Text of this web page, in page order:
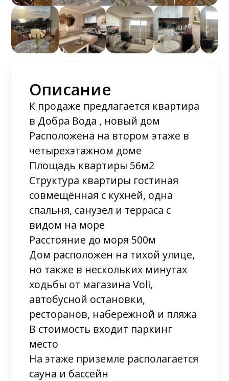
Описание
К продаже предлагается квартира
в Добра Вода , новый дом
Расположена на втором этаже в
четырехэтажном доме
Площадь квартиры 56м2
Структура квартиры гостиная
совмещённая с кухней, одна
спальня, санузел и терраса с
видом на море
Расстояние до моря 500м
Дом расположен на тихой улице,
но также в нескольких минутах
ходьбы от магазина Voli,
автобусной остановки,
ресторанов, набережной и пляжа
В стоимость входит паркинг
место
На этаже приземле располагается
сауна и бассейн